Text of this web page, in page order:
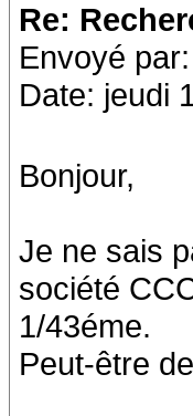
Re:
Envoyé par:
Date: jeudi
Bonjour,
Je ne sais
société
1/43éme.
Peut-être